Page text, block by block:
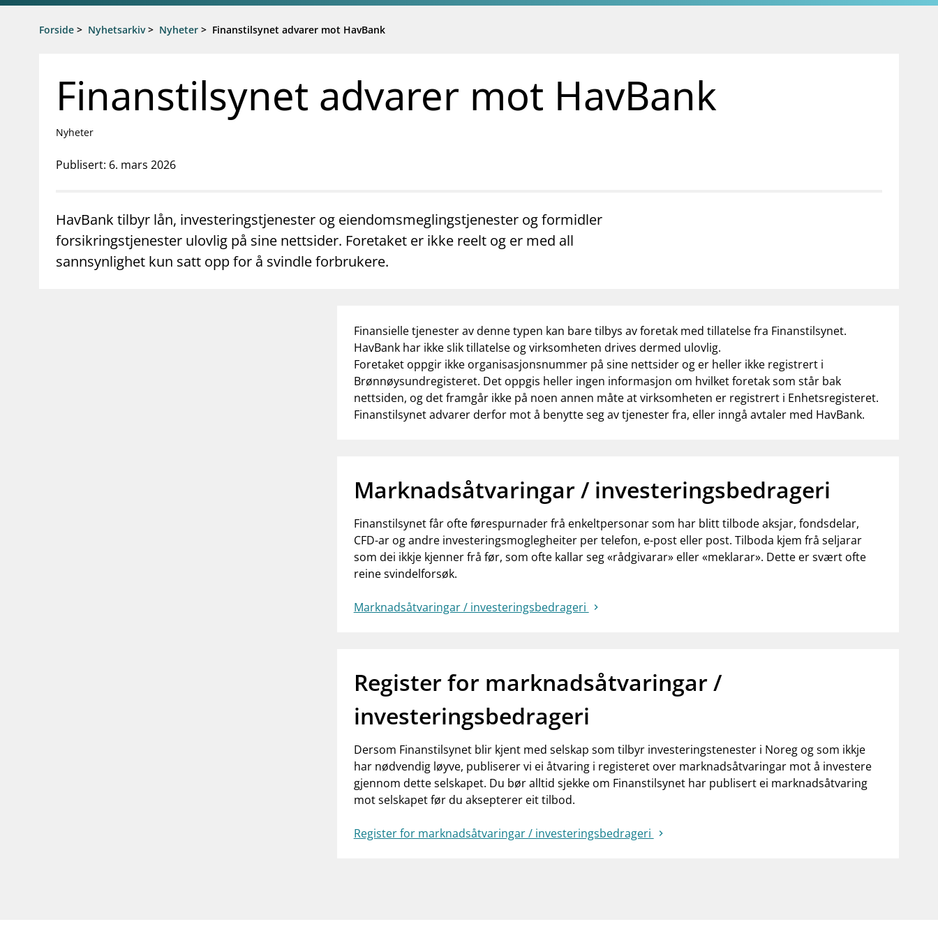
Gå til hovedinnhold
Gå til søkesiden
Forside > Nyhetsarkiv > Nyheter > Finanstilsynet advarer mot HavBank
Finanstilsynet advarer mot HavBank
Nyheter
Publisert: 6. mars 2026
HavBank tilbyr lån, investeringstjenester og eiendomsmeglingstjenester og formidler
forsikringstjenester ulovlig på sine nettsider. Foretaket er ikke reelt og er med all
sannsynlighet kun satt opp for å svindle forbrukere.
Finansielle tjenester av denne typen kan bare tilbys av foretak med tillatelse fra Finanstilsynet.
HavBank har ikke slik tillatelse og virksomheten drives dermed ulovlig.
Foretaket oppgir ikke organisasjonsnummer på sine nettsider og er heller ikke registrert i
Brønnøysundregisteret. Det oppgis heller ingen informasjon om hvilket foretak som står bak
nettsiden, og det framgår ikke på noen annen måte at virksomheten er registrert i Enhetsregisteret.
Finanstilsynet advarer derfor mot å benytte seg av tjenester fra, eller inngå avtaler med HavBank.
Marknadsåtvaringar / investeringsbedrageri
Finanstilsynet får ofte førespurnader frå enkeltpersonar som har blitt tilbode aksjar, fondsdelar,
CFD-ar og andre investeringsmoglegheiter per telefon, e-post eller post. Tilboda kjem frå seljarar
som dei ikkje kjenner frå før, som ofte kallar seg «rådgivarar» eller «meklarar». Dette er svært ofte
reine svindelforsøk.
Marknadsåtvaringar / investeringsbedrageri
Register for marknadsåtvaringar /
investeringsbedrageri
Dersom Finanstilsynet blir kjent med selskap som tilbyr investeringstenester i Noreg og som ikkje
har nødvendig løyve, publiserer vi ei åtvaring i registeret over marknadsåtvaringar mot å investere
gjennom dette selskapet. Du bør alltid sjekke om Finanstilsynet har publisert ei marknadsåtvaring
mot selskapet før du aksepterer eit tilbod.
Register for marknadsåtvaringar / investeringsbedrageri